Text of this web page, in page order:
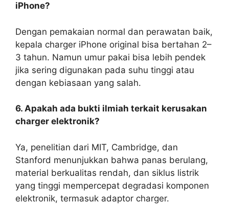
iPhone?
Dengan pemakaian normal dan perawatan baik,
kepala charger iPhone original bisa bertahan 2–
3 tahun. Namun umur pakai bisa lebih pendek
jika sering digunakan pada suhu tinggi atau
dengan kebiasaan yang salah.
6. Apakah ada bukti ilmiah terkait kerusakan
charger elektronik?
Ya, penelitian dari MIT, Cambridge, dan
Stanford menunjukkan bahwa panas berulang,
material berkualitas rendah, dan siklus listrik
yang tinggi mempercepat degradasi komponen
elektronik, termasuk adaptor charger.